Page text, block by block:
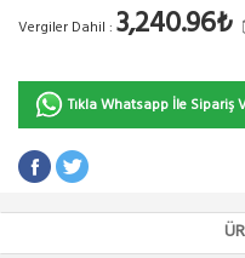
Vergiler Dahil : 3,240.96₺
Tıkla Whatsapp İle Sipariş